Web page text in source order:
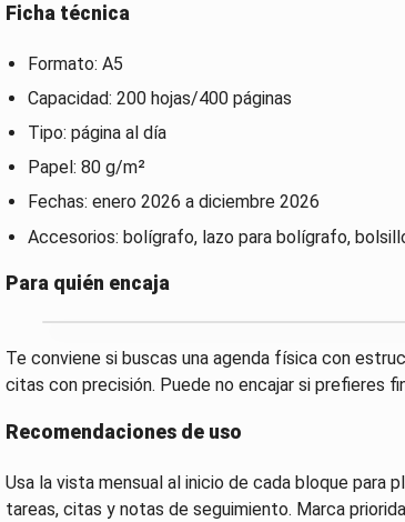
Ficha técnica
Formato: A5
Capacidad: 200 hojas/400 páginas
Tipo: página al día
Papel: 80 g/m²
Fechas: enero 2026 a diciembre 2026
Accesorios: bolígrafo, lazo para bolígrafo,
Para quién encaja
Te conviene si buscas una agenda física con
citas con precisión. Puede no encajar si prefieres
Recomendaciones de uso
Usa la vista mensual al inicio de cada bloque para
tareas, citas y notas de seguimiento. Marca